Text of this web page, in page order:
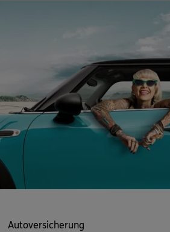
Autoversicherung